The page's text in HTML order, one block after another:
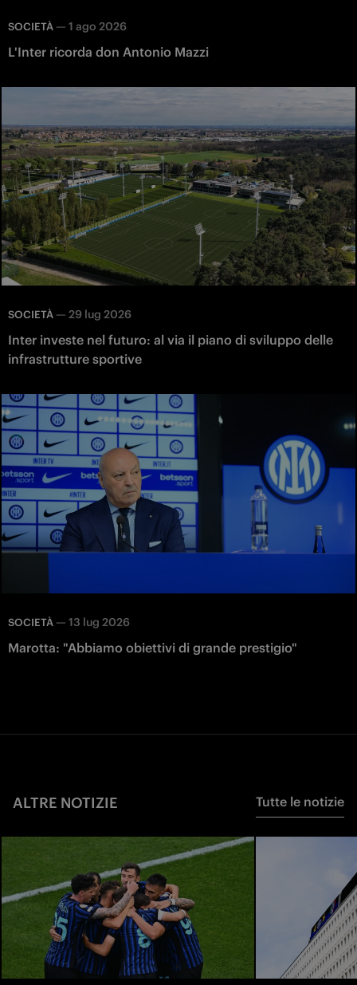
SOCIETÀ — 1 ago 2026
L'Inter ricorda don Antonio Mazzi
SOCIETÀ — 29 lug 2026
Inter investe nel futuro: al via il piano di sviluppo delle
infrastrutture sportive
SOCIETÀ — 13 lug 2026
Marotta: "Abbiamo obiettivi di grande prestigio"
ALTRE NOTIZIE Tutte le notizie